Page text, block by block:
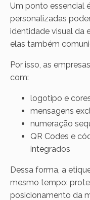
Um ponto essencial
personalizadas
identidade visual da
elas também
Por isso, as
com:
logotipo e
mensagens
numeração
QR Codes e
integrados
Dessa forma, a
mesmo tempo:
posicionamento da